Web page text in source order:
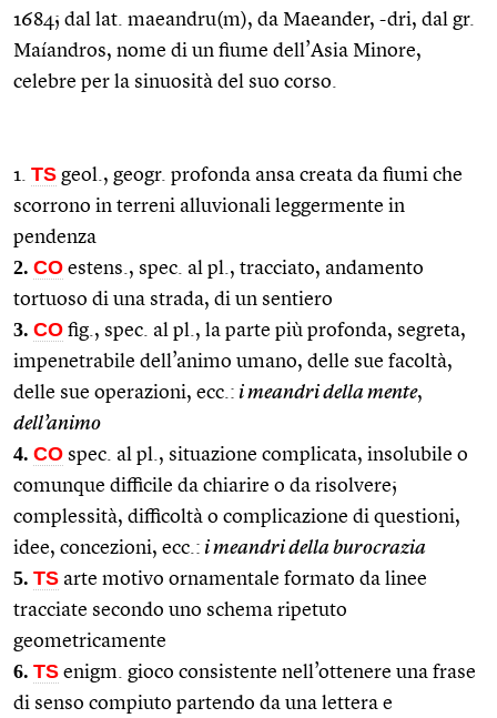
1684; dal lat. maeandru(m), da Maeander, -dri, dal gr.
Maíandros, nome di un fiume dell’Asia Minore,
celebre per la sinuosità del suo corso.
1. TS geol., geogr. profonda ansa creata da fiumi che
scorrono in terreni alluvionali leggermente in
pendenza
2. CO estens., spec. al pl., tracciato, andamento
tortuoso di una strada, di un sentiero
3. CO fig., spec. al pl., la parte più profonda, segreta,
impenetrabile dell’animo umano, delle sue facoltà,
delle sue operazioni, ecc.: i meandri della mente,
dell’animo
4. CO spec. al pl., situazione complicata, insolubile o
comunque difficile da chiarire o da risolvere;
complessità, difficoltà o complicazione di questioni,
idee, concezioni, ecc.: i meandri della burocrazia
5. TS arte motivo ornamentale formato da linee
tracciate secondo uno schema ripetuto
geometricamente
6. TS enigm. gioco consistente nell’ottenere una frase
di senso compiuto partendo da una lettera e